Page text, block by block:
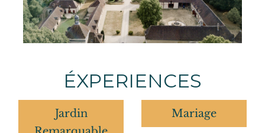
ÉXPERIENCES
Jardin
Mariage